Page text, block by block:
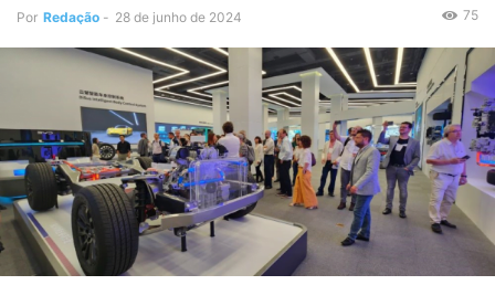
Por Redação - 28 de junho de 2024 75